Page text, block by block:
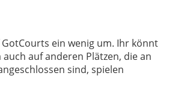
ein wenig um. Ihr könnt
auf anderen Plätzen, die an
sind, spielen